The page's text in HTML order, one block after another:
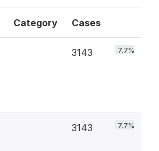
Category Cases
3143 7.7%
3143 7.7%